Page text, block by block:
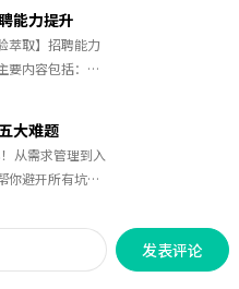
能力提升
萃取】招聘能力
要内容包括：分
大难题
从需求管理到入
你避开所有坑新
在显著差距，而
出：需求不合
约率低、谈薪
发表评论